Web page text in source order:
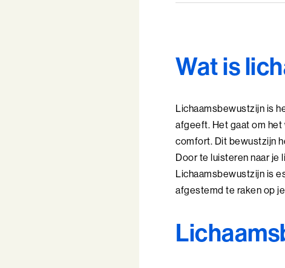
Wat is
Lichaamsbewustzijn is
afgeeft. Het gaat om het
comfort. Dit bewustzijn
Door te luisteren naar je
Lichaamsbewustzijn is
afgestemd te raken op